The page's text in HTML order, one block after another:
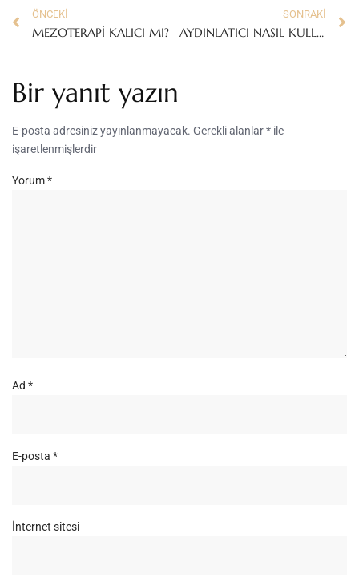
ÖNCEKI
MEZOTERAPİ KALICI MI?
SONRAKI
AYDINLATICI NASIL KULLANILIR?
Bir yanıt yazın
E-posta adresiniz yayınlanmayacak. Gerekli alanlar* ile
işaretlenmişlerdir
Yorum*
Ad *
E-posta *
İnternet sitesi